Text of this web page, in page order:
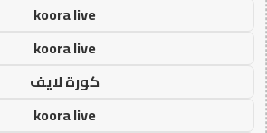
koora live
koora live
كورة لايف
koora live